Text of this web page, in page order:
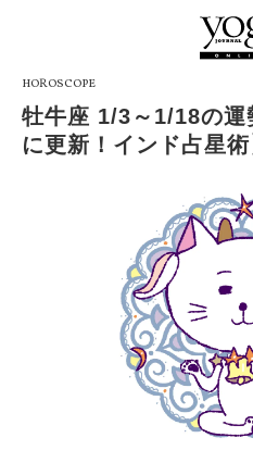
HOROSCOPE
牡牛座 1/3～1/18の運
に更新！インド占星術